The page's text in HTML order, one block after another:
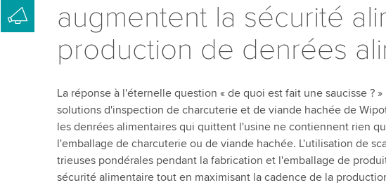
augmentent la sécurité
production de denrées
La réponse à l'éternelle question « de quoi est fait une saucisse ?
solutions d'inspection de charcuterie et de viande hachée de
les denrées alimentaires qui quittent l'usine ne contiennent rien
l'emballage de charcuterie ou de viande hachée. L'utilisation de
trieuses pondérales pendant la fabrication et l'emballage de
sécurité alimentaire tout en maximisant la cadence de la